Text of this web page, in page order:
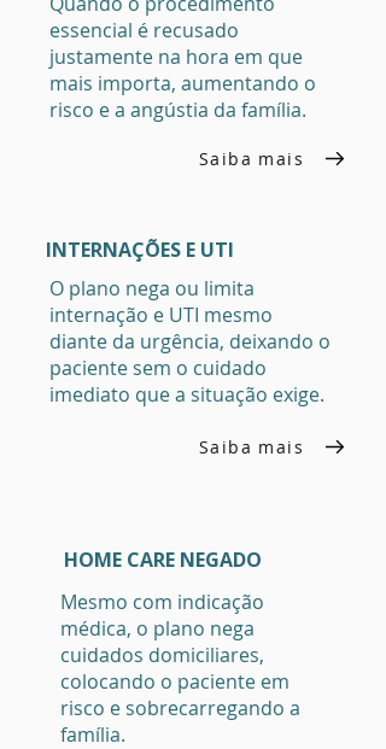
essencial é recusado
justamente na hora em que
mais importa, aumentando o
risco e a angústia da família.
Saiba mais
INTERNAÇÕES E UTI
O plano nega ou limita
internação e UTI mesmo
diante da urgência, deixando o
paciente sem o cuidado
imediato que a situação exige.
Saiba mais
HOME CARE NEGADO
Mesmo com indicação
médica, o plano nega
cuidados domiciliares,
colocando o paciente em
risco e sobrecarregando a
família.